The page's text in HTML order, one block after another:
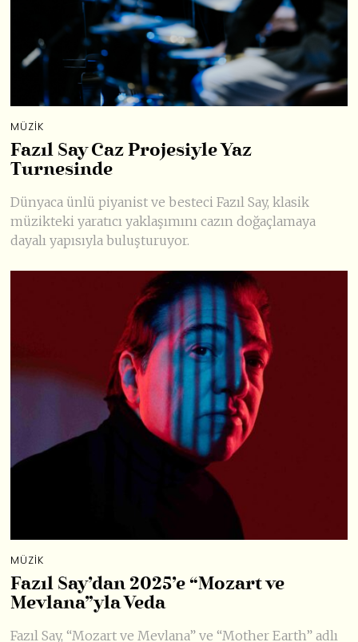
MÜZIK
Fazıl Say Caz Projesiyle Yaz
Turnesinde
Dünyaca ünlü piyanist ve besteci Fazıl Say, klasik
müzikteki yaratıcı yaklaşımını cazın doğaçlamaya
dayalı yapısıyla buluşturuyor.
MÜZIK
Fazıl Say’dan 2025’e “Mozart ve
Mevlana”yla Veda
Fazıl Say, “Mozart ve Mevlana” ve “Mother Earth” adlı